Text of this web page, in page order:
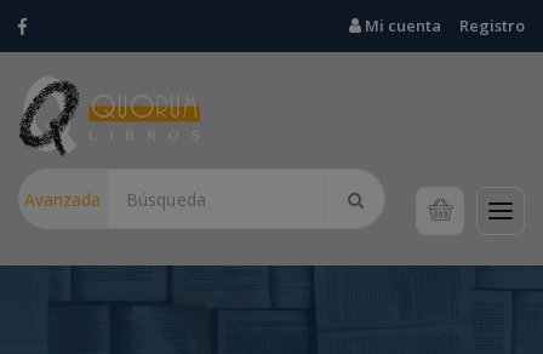
Mi cuenta Registro
Avanzada